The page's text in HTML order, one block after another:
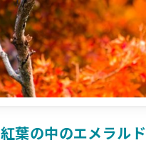
紅葉の中のエメラルド